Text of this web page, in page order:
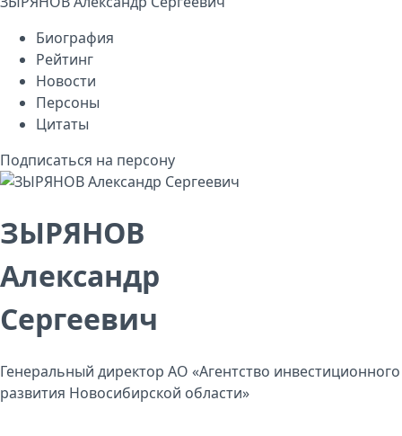
Биография
Рейтинг
Новости
Персоны
Цитаты
Подписаться на персону
ЗЫРЯНОВ
Александр
Сергеевич
Генеральный директор АО «Агентство инвестиционного
развития Новосибирской области»